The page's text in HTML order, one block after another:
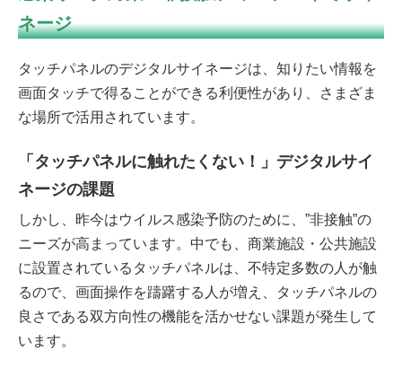
ネージ
タッチパネルのデジタルサイネージは、知りたい情報を
画面タッチで得ることができる利便性があり、さまざま
な場所で活用されています。
「タッチパネルに触れたくない！」デジタルサイ
ネージの課題
しかし、昨今はウイルス感染予防のために、”非接触”の
ニーズが高まっています。中でも、商業施設・公共施設
に設置されているタッチパネルは、不特定多数の人が触
るので、画面操作を躊躇する人が増え、タッチパネルの
良さである双方向性の機能を活かせない課題が発生して
います。